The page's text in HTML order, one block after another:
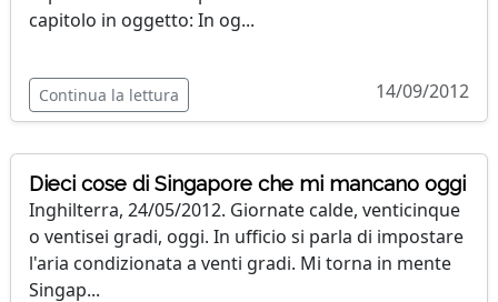
capitolo in oggetto: In og...
Continua la lettura 14/09/2012
Dieci cose di Singapore che mi mancano oggi
Inghilterra, 24/05/2012. Giornate calde, venticinque
o ventisei gradi, oggi. In ufficio si parla di impostare
l'aria condizionata a venti gradi. Mi torna in mente
Singap...